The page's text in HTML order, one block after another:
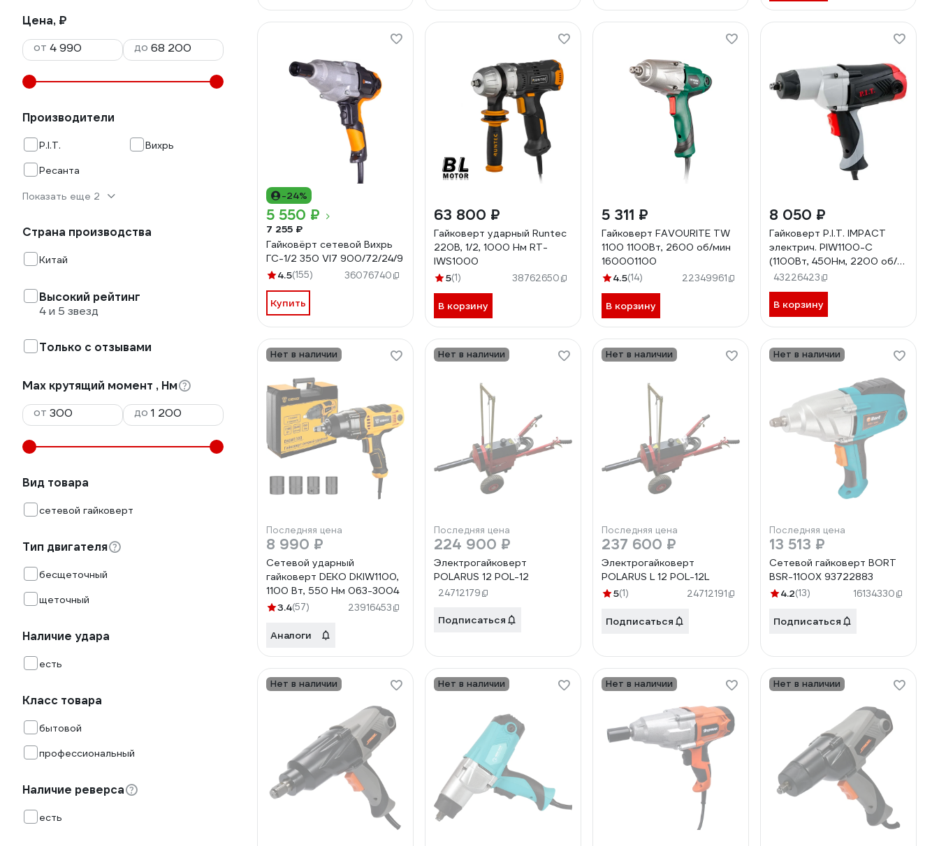
Цена, ₽
от
до
Производители
P.I.T.
Вихрь
Ресанта
Показать еще 2
Страна производства
Китай
Высокий рейтинг
4 и 5 звезд
Только с отзывами
Max крутящий момент , Нм
от
до
Вид товара
сетевой гайковерт
Тип двигателя
бесщеточный
щеточный
Наличие удара
есть
Класс товара
бытовой
профессиональный
Наличие реверса
есть
-24%
5 550 ₽
7 255 ₽
Гайковёрт сетевой Вихрь
ГС-1/2 350 VI7 900/72/24/9
4.5(155) 36076740
Купить
63 800 ₽
Гайковерт ударный Runtec
220В, 1/2, 1000 Нм RT-
IWS1000
5(1) 38762650
В корзину
5 311 ₽
Гайковерт FAVOURITE TW
1100 1100Вт, 2600 об/мин
160001100
4.5(14) 22349961
В корзину
8 050 ₽
Гайковерт P.I.T. IMPACT
электрич. PIW1100-С
(1100Вт, 450Нм, 2200 об/
мин, 1/2, наб.головок)
PIW1100-C
43226423
В корзину
Нет в наличии
Последняя цена
8 990 ₽
Сетевой ударный
гайковерт DEKO DKIW1100,
1100 Вт, 550 Нм 063-3004
3.4(57) 23916453
Аналоги
Нет в наличии
Последняя цена
224 900 ₽
Электрогайковерт
POLARUS 12 POL-12
24712179
Подписаться
Нет в наличии
Последняя цена
237 600 ₽
Электрогайковерт
POLARUS L 12 POL-12L
5(1) 24712191
Подписаться
Нет в наличии
Последняя цена
13 513 ₽
Сетевой гайковерт BORT
BSR-1100X 93722883
4.2(13) 16134330
Подписаться
Нет в наличии Нет в наличии Нет в наличии Нет в наличии